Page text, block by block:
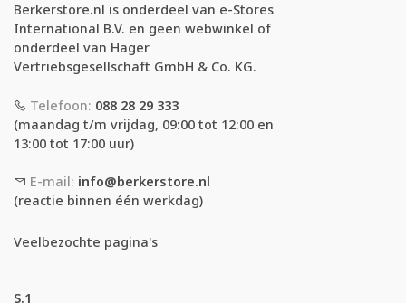
Berkerstore.nl is onderdeel van e-Stores
International B.V. en geen webwinkel of
onderdeel van Hager
Vertriebsgesellschaft GmbH & Co. KG.
Telefoon: 088 28 29 333
(maandag t/m vrijdag, 09:00 tot 12:00 en
13:00 tot 17:00 uur)
E-mail: info@berkerstore.nl
(reactie binnen één werkdag)
Veelbezochte pagina's
S.1